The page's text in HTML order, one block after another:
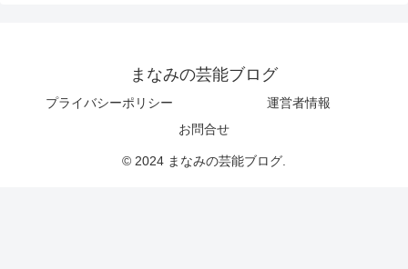
まなみの芸能ブログ
プライバシーポリシー
運営者情報
お問合せ
© 2024 まなみの芸能ブログ.